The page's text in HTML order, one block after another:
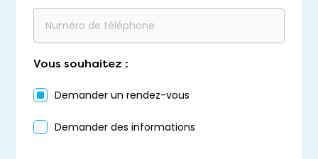
Vous souhaitez :
Demander un rendez-vous
Demander des informations